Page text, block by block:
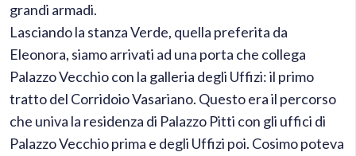
grandi armadi.
Lasciando la stanza Verde, quella preferita da
Eleonora, siamo arrivati ad una porta che collega
Palazzo Vecchio con la galleria degli Uffizi: il primo
tratto del Corridoio Vasariano. Questo era il percorso
che univa la residenza di Palazzo Pitti con gli uffici di
Palazzo Vecchio prima e degli Uffizi poi. Cosimo poteva